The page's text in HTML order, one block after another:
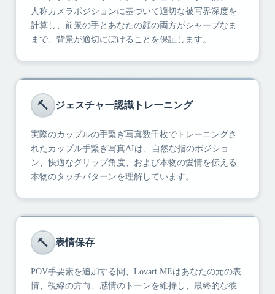
人称カメラポジションに基づいて適切な被写界深度を
計算し、前景の手とあなたの顔の両方がシャープなま
まで、背景が適切にぼけることを保証します。
🔨 ジェスチャー認識トレーニング
実際のカップルの手繋ぎ写真数千枚でトレーニングさ
れたカップル手繋ぎ写真AIは、自然な指のポジショ
ン、快適なグリップ角度、および本物の愛情を伝える
本物のタッチパターンを理解しています。
🔨 表情保存
POV手要素を追加する間、Lovart MEはあなたの元の表
情、視線の方向、感情のトーンを維持し、最終的な彼